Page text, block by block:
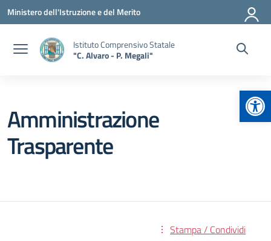
Vai ai contenuti
Vai al menu di navigazione
Vai al footer
Ministero dell'Istruzione e del Merito
Istituto Comprensivo Statale
"C. Alvaro - P. Megali"
Amministrazione
Trasparente
Stampa / Condividi